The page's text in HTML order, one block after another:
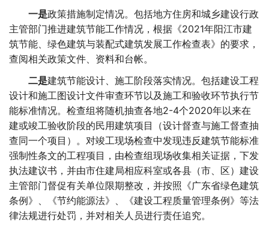
一是政策措施制定情况。包括地方住房和城乡建设行政
主管部门推进建筑节能工作情况，根据《2021年阳江市建
筑节能、绿色建筑与装配式建筑发展工作检查表》的要求，
查阅相关政策文件、资料和台帐。
二是建筑节能设计、施工阶段落实情况。包括建设工程
设计和施工图设计文件审查环节以及施工和验收环节执行节
能标准情况。检查组将随机抽查各地2-4个2020年以来在
建或竣工验收阶段的民用建筑项目（设计督查与施工督查抽
查同一个项目）。对竣工现场检查中发现违反建筑节能标准
强制性条文的工程项目，由检查组现场收集相关证据，下发
执法建议书，并由市住建局相应科室或各县（市、区）建设
主管部门督促有关单位限期整改，并按照《广东省绿色建筑
条例》、《节约能源法》、《建设工程质量管理条例》等法
律法规进行处罚，并对相关人员进行责任追究。